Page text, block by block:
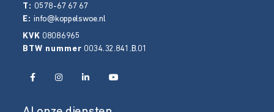
T: 0578-67 67 67
E:info@koppelswoe.nl
KVK 08086965
BTW nummer 0034.32.841.B.01